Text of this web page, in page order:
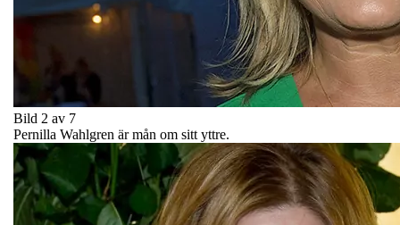
Bild 2 av 7
Pernilla Wahlgren är mån om sitt yttre.